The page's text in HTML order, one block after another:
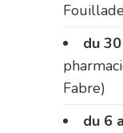
du
Fabre)
du 6